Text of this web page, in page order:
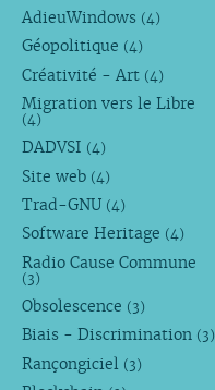
AdieuWindows (4)
Géopolitique (4)
Créativité - Art (4)
Migration vers le Libre
(4)
DADVSI (4)
Site web (4)
Trad-GNU (4)
Software Heritage (4)
Radio Cause Commune
(3)
Obsolescence (3)
Biais - Discrimination (3)
Rançongiciel (3)